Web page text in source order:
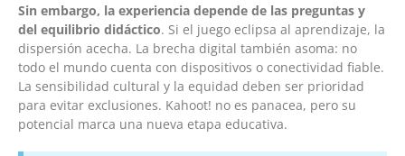
Sin embargo, la experiencia depende de las preguntas y
del equilibrio didáctico. Si el juego eclipsa al aprendizaje, la
dispersión acecha. La brecha digital también asoma: no
todo el mundo cuenta con dispositivos o conectividad fiable.
La sensibilidad cultural y la equidad deben ser prioridad
para evitar exclusiones. Kahoot! no es panacea, pero su
potencial marca una nueva etapa educativa.